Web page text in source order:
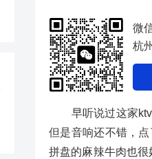
微
杭
早听说过这家ktv
但是音响还不错，
拼盘的麻辣牛肉也